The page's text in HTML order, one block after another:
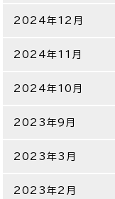
2024年12月
2024年11月
2024年10月
2023年9月
2023年3月
2023年2月